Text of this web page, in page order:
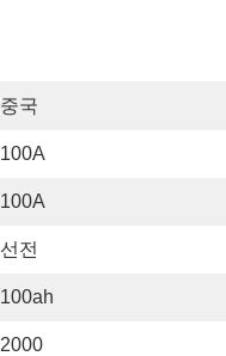
중국
100A
100A
선전
100ah
2000